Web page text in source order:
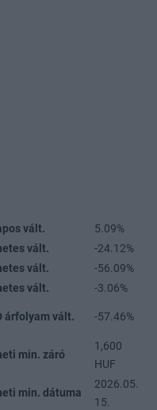
vált.
5.09%
vált.
-24.12%
vált.
-56.09%
vált.
-3.06%
árfolyam vált. -57.46%
min. záró
1,600
HUF
min. dátuma
2026.05.
15.